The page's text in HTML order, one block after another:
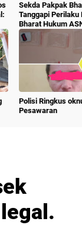
Sekda Pakpak
Tanggapi Perilaku
Bharat Hukum
Polisi Ringkus
Pesawaran